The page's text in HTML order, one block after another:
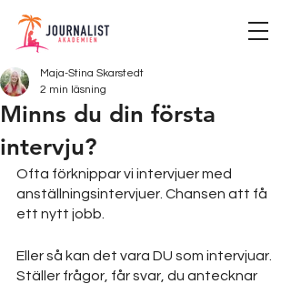
Minns du din första
intervju?
Maja-Stina Skarstedt
2 min läsning
Ofta förknippar vi intervjuer med
anställningsintervjuer. Chansen att få
ett nytt jobb.
Eller så kan det vara DU som intervjuar.
Ställer frågor, får svar, du antecknar